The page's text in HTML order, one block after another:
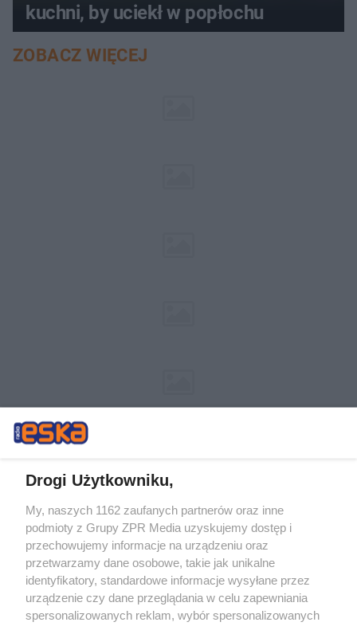
kuchni, by uciekł w popłochu
ZOBACZ WIĘCEJ
Żaden utwór zamieszczony w serwisie nie może być powielany i
rozpowszechniany lub dalej rozpowszechniany w jakikolwiek sposób (w
tym także elektroniczny lub mechaniczny) na jakimkolwiek polu
eksploatacji w jakiejkolwiek formie, włącznie z umieszczaniem w
Internecie bez pisemnej zgody właściciela praw. Jakiekolwiek użycie lub
wykorzystanie utworów w całości lub w części z naruszeniem prawa,
tzn. bez właściwej zgody, jest zabronione pod groźbą kary i może być
ścigane prawnie.
Drogi Użytkowniku,
My, naszych 1162 zaufanych partnerów oraz inne
podmioty z Grupy ZPR Media uzyskujemy dostęp i
przechowujemy informacje na urządzeniu oraz
przetwarzamy dane osobowe, takie jak unikalne
identyfikatory, standardowe informacje wysyłane przez
urządzenie czy dane przeglądania w celu zapewniania
spersonalizowanych reklam, wybór spersonalizowanych